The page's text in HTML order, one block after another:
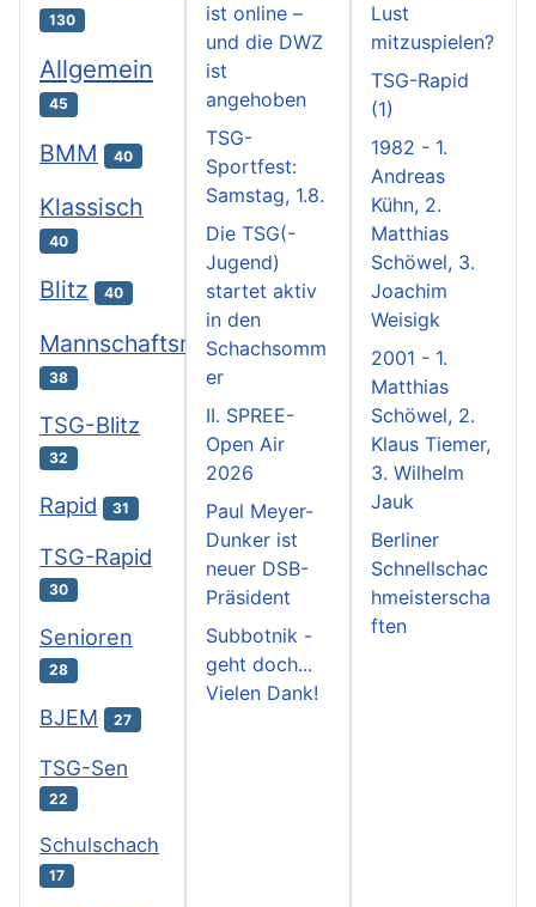
130
Allgemein
45
BMM 40
Klassisch
40
Blitz 40
Mannschaftsmeisterschaften
38
TSG-Blitz
32
Rapid 31
TSG-Rapid
30
Senioren
28
BJEM 27
TSG-Sen
22
Schulschach
17
ist online –
und die DWZ
ist
angehoben
TSG-
Sportfest:
Samstag, 1.8.
Die TSG(-
Jugend)
startet aktiv
in den
Schachsomm
er
II. SPREE-
Open Air
2026
Paul Meyer-
Dunker ist
neuer DSB-
Präsident
Subbotnik -
geht doch...
Vielen Dank!
Lust
mitzuspielen?
TSG-Rapid
(1)
1982 - 1.
Andreas
Kühn, 2.
Matthias
Schöwel, 3.
Joachim
Weisigk
2001 - 1.
Matthias
Schöwel, 2.
Klaus Tiemer,
3. Wilhelm
Jauk
Berliner
Schnellschac
hmeisterscha
ften